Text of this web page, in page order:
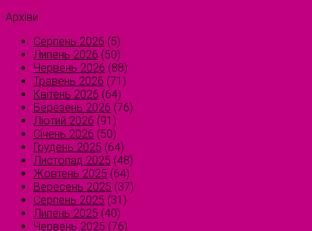
Архіви
Серпень 2026 (5)
Липень 2026 (50)
Червень 2026 (88)
Травень 2026 (71)
Квітень 2026 (64)
Березень 2026 (76)
Лютий 2026 (91)
Січень 2026 (50)
Грудень 2025 (64)
Листопад 2025 (48)
Жовтень 2025 (64)
Вересень 2025 (37)
Серпень 2025 (31)
Липень 2025 (40)
Червень 2025 (76)